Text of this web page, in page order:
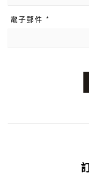
電子郵件 *